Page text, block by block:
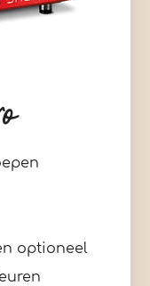
optioneel